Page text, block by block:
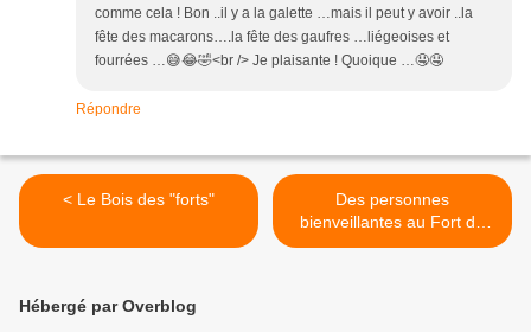
comme cela ! Bon ..il y a la galette …mais il peut y avoir ..la
fête des macarons….la fête des gaufres …liégeoises et
fourrées …😅😂🤣<br /> Je plaisante ! Quoique …🤤🤤
Répondre
< Le Bois des "forts"
Des personnes
bienveillantes au Fort de
Petite Synthe >
Hébergé par Overblog